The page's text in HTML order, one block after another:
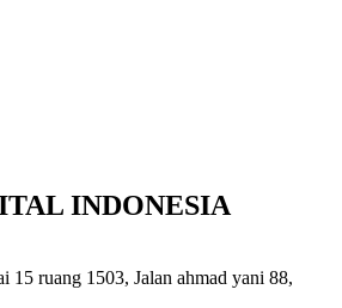
INDONESIA
15 ruang 1503, Jalan ahmad yani 88,